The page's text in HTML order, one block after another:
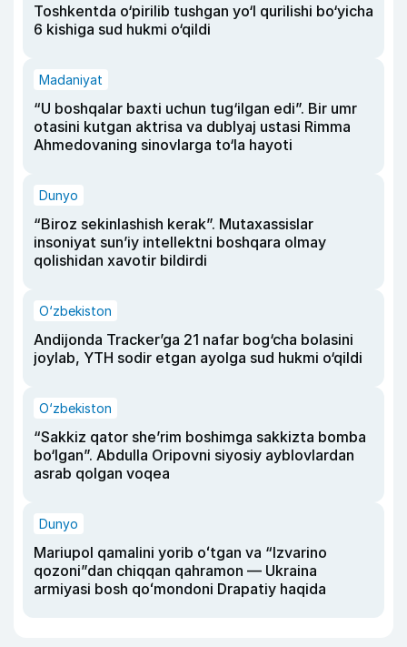
Toshkentda o‘pirilib tushgan yo‘l qurilishi bo‘yicha
6 kishiga sud hukmi o‘qildi
Madaniyat
“U boshqalar baxti uchun tug‘ilgan edi”. Bir umr
otasini kutgan aktrisa va dublyaj ustasi Rimma
Ahmedovaning sinovlarga to‘la hayoti
Dunyo
“Biroz sekinlashish kerak”. Mutaxassislar
insoniyat sun’iy intellektni boshqara olmay
qolishidan xavotir bildirdi
O‘zbekiston
Andijonda Tracker’ga 21 nafar bog‘cha bolasini
joylab, YTH sodir etgan ayolga sud hukmi o‘qildi
O‘zbekiston
“Sakkiz qator she’rim boshimga sakkizta bomba
bo‘lgan”. Abdulla Oripovni siyosiy ayblovlardan
asrab qolgan voqea
Dunyo
Mariupol qamalini yorib oʻtgan va “Izvarino
qozoni”dan chiqqan qahramon — Ukraina
armiyasi bosh qoʻmondoni Drapatiy haqida